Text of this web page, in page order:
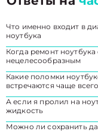
Что именно входит в
ноутбука
Когда ремонт ноутбука
нецелесообразным
Какие поломки
встречаются чаще всего
А если я пролил на
жидкость
Можно ли сохранить